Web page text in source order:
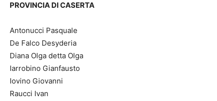
PROVINCIA DI CASERTA
Antonucci Pasquale
De Falco Desyderia
Diana Olga detta Olga
Iarrobino Gianfausto
Iovino Giovanni
Raucci Ivan